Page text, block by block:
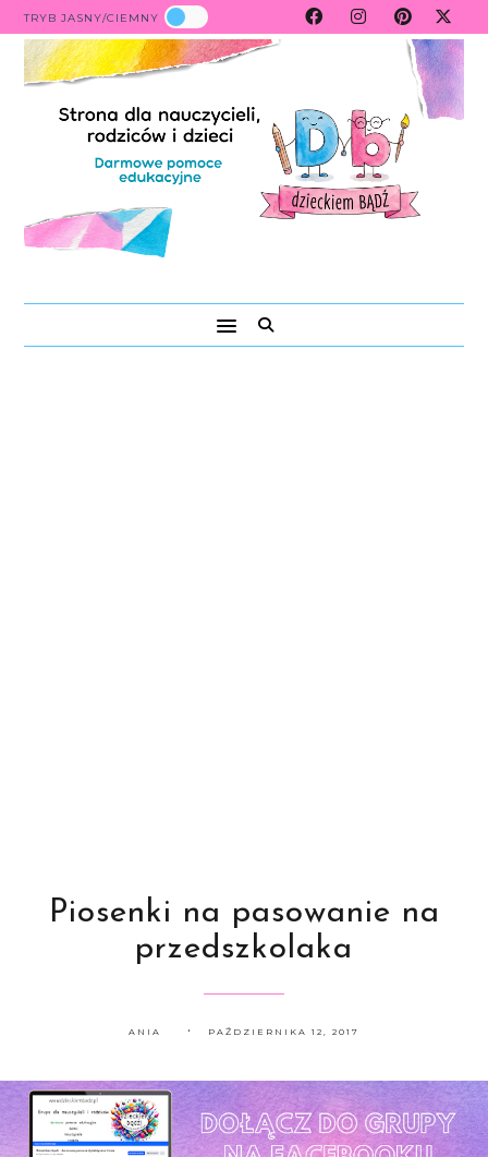
TRYB JASNY/CIEMNY
Piosenki na pasowanie na
przedszkolaka
ANIA PAŹDZIERNIKA 12, 2017